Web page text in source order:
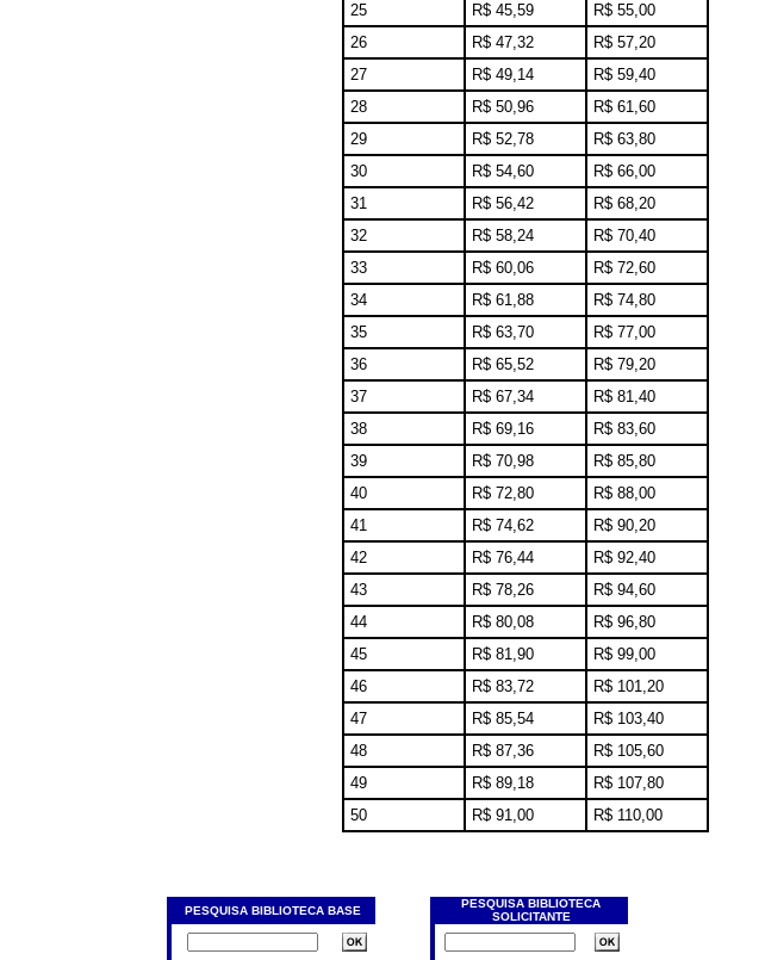
25
R$ 45,59
R$ 55,00
26
R$ 47,32
R$ 57,20
27
R$ 49,14
R$ 59,40
28
R$ 50,96
R$ 61,60
29
R$ 52,78
R$ 63,80
30
R$ 54,60
R$ 66,00
31
R$ 56,42
R$ 68,20
32
R$ 58,24
R$ 70,40
33
R$ 60,06
R$ 72,60
34
R$ 61,88
R$ 74,80
35
R$ 63,70
R$ 77,00
36
R$ 65,52
R$ 79,20
37
R$ 67,34
R$ 81,40
38
R$ 69,16
R$ 83,60
39
R$ 70,98
R$ 85,80
40
R$ 72,80
R$ 88,00
41
R$ 74,62
R$ 90,20
42
R$ 76,44
R$ 92,40
43
R$ 78,26
R$ 94,60
44
R$ 80,08
R$ 96,80
45
R$ 81,90
R$ 99,00
46
R$ 83,72
R$ 101,20
47
R$ 85,54
R$ 103,40
48
R$ 87,36
R$ 105,60
49
R$ 89,18
R$ 107,80
50
R$ 91,00 R$ 110,00
PESQUISA BIBLIOTECA BASE
PESQUISA BIBLIOTECA
SOLICITANTE